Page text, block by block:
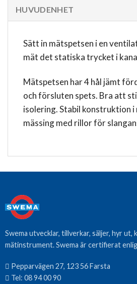
HUVUDENHET
Sätt in mätspetsen i en
mät det statiska trycket i
Mätspetsen har 4 hål jämt
och försluten spets. Bra att
isolering. Stabil konstruktion
mässing med rillor för
Swema utvecklar, tillverkar, säljer, hyr ut,
mätinstrument. Swema är certifierat
Pepparvägen 27, 123 56 Farsta
Tel: 08 94 00 90